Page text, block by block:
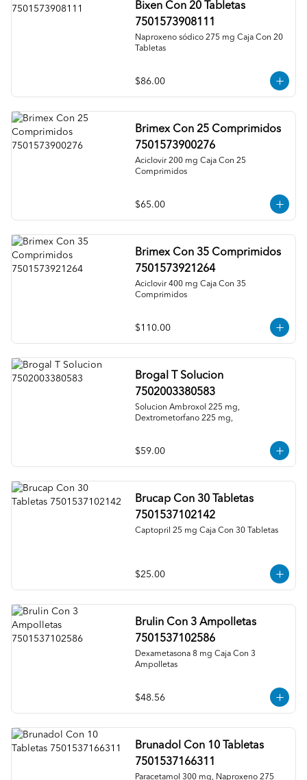
Bixen Con 20 Tabletas
7501573908111
Naproxeno sódico 275 mg Caja Con 20
Tabletas
$86.00
Brimex Con 25 Comprimidos
7501573900276
Aciclovir 200 mg Caja Con 25
Comprimidos
$65.00
Brimex Con 35 Comprimidos
7501573921264
Aciclovir 400 mg Caja Con 35
Comprimidos
$110.00
Brogal T Solucion
7502003380583
Solucion Ambroxol 225 mg,
Dextrometorfano 225 mg,
$59.00
Brucap Con 30 Tabletas
7501537102142
Captopril 25 mg Caja Con 30 Tabletas
$25.00
Brulin Con 3 Ampolletas
7501537102586
Dexametasona 8 mg Caja Con 3
Ampolletas
$48.56
Brunadol Con 10 Tabletas
7501537166311
Paracetamol 300 mg, Naproxeno 275